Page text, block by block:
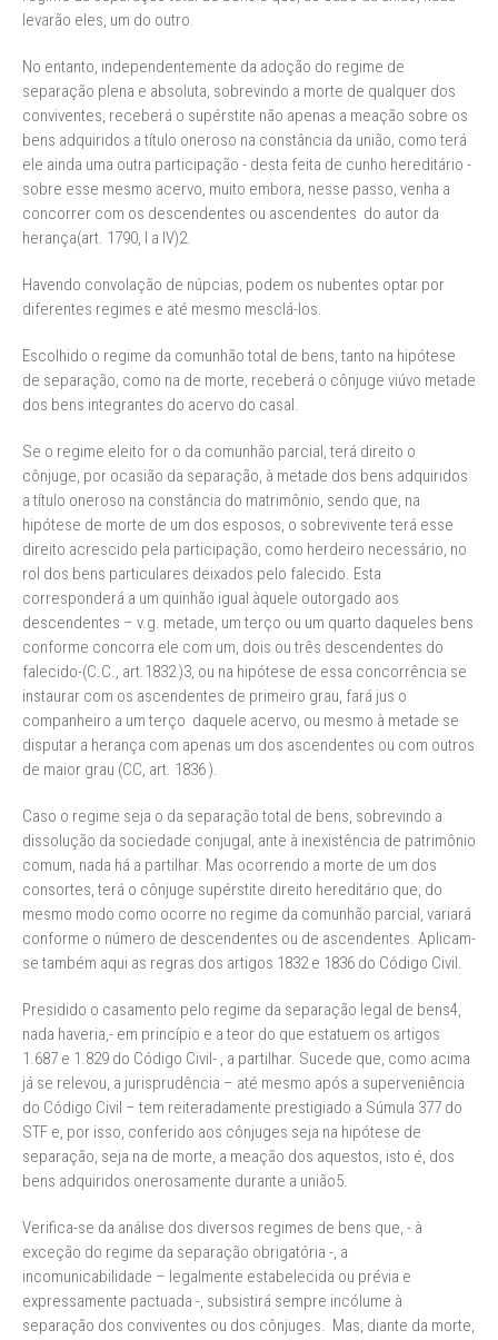
levarão eles, um do outro.
No entanto, independentemente da adoção do regime de
separação plena e absoluta, sobrevindo a morte de qualquer dos
conviventes, receberá o supérstite não apenas a meação sobre os
bens adquiridos a título oneroso na constância da união, como terá
ele ainda uma outra participação - desta feita de cunho hereditário -
sobre esse mesmo acervo, muito embora, nesse passo, venha a
concorrer com os descendentes ou ascendentes do autor da
herança(art. 1790, I a IV)2.
Havendo convolação de núpcias, podem os nubentes optar por
diferentes regimes e até mesmo mesclá-los.
Escolhido o regime da comunhão total de bens, tanto na hipótese
de separação, como na de morte, receberá o cônjuge viúvo metade
dos bens integrantes do acervo do casal.
Se o regime eleito for o da comunhão parcial, terá direito o
cônjuge, por ocasião da separação, à metade dos bens adquiridos
a título oneroso na constância do matrimônio, sendo que, na
hipótese de morte de um dos esposos, o sobrevivente terá esse
direito acrescido pela participação, como herdeiro necessário, no
rol dos bens particulares deixados pelo falecido. Esta
corresponderá a um quinhão igual àquele outorgado aos
descendentes – v.g. metade, um terço ou um quarto daqueles bens
conforme concorra ele com um, dois ou três descendentes do
falecido-(C.C., art.1832 )3, ou na hipótese de essa concorrência se
instaurar com os ascendentes de primeiro grau, fará jus o
companheiro a um terço daquele acervo, ou mesmo à metade se
disputar a herança com apenas um dos ascendentes ou com outros
de maior grau (CC, art. 1836 ).
Caso o regime seja o da separação total de bens, sobrevindo a
dissolução da sociedade conjugal, ante à inexistência de patrimônio
comum, nada há a partilhar. Mas ocorrendo a morte de um dos
consortes, terá o cônjuge supérstite direito hereditário que, do
mesmo modo como ocorre no regime da comunhão parcial, variará
conforme o número de descendentes ou de ascendentes. Aplicam-
se também aqui as regras dos artigos 1832 e 1836 do Código Civil.
Presidido o casamento pelo regime da separação legal de bens4,
nada haveria,- em princípio e a teor do que estatuem os artigos
1.687 e 1.829 do Código Civil- , a partilhar. Sucede que, como acima
já se relevou, a jurisprudência – até mesmo após a superveniência
do Código Civil – tem reiteradamente prestigiado a Súmula 377 do
STF e, por isso, conferido aos cônjuges seja na hipótese de
separação, seja na de morte, a meação dos aquestos, isto é, dos
bens adquiridos onerosamente durante a união5.
Verifica-se da análise dos diversos regimes de bens que, - à
exceção do regime da separação obrigatória -, a
incomunicabilidade – legalmente estabelecida ou prévia e
expressamente pactuada -, subsistirá sempre incólume à
separação dos conviventes ou dos cônjuges. Mas, diante da morte,